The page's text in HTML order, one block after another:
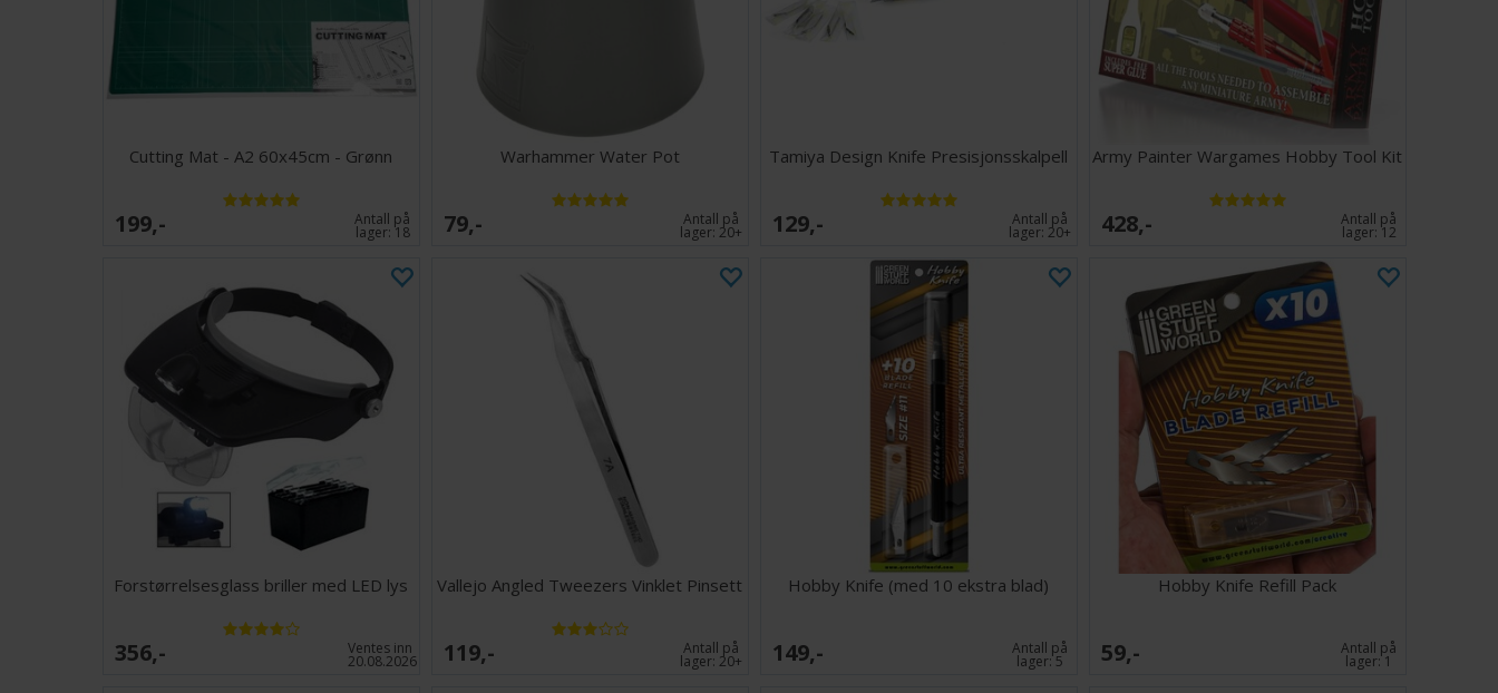
Cutting Mat - A2 60x45cm - Grønn
199,- Antall på
lager: 18
Warhammer Water Pot
79,- Antall på
lager:20+
Tamiya Design Knife Presisjonsskalpell
129,- Antall på
lager:20+
Army Painter Wargames Hobby Tool Kit
428,- Antall på
lager: 12
Forstørrelsesglass briller med LED lys
356,- Ventes inn
20.08.2026
Vallejo Angled Tweezers Vinklet Pinsett
119,- Antall på
lager:20+
Hobby Knife (med 10 ekstra blad)
149,- Antall på
lager:5
Hobby Knife Refill Pack
59,- Antall på
lager:1